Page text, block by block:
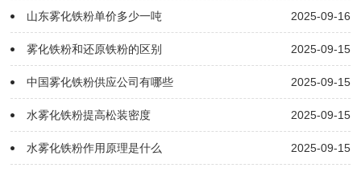
2025-09-16
山东雾化铁粉单价多少一吨
2025-09-15
雾化铁粉和还原铁粉的区别
2025-09-15
中国雾化铁粉供应公司有哪些
2025-09-15
水雾化铁粉提高松装密度
2025-09-15
水雾化铁粉作用原理是什么